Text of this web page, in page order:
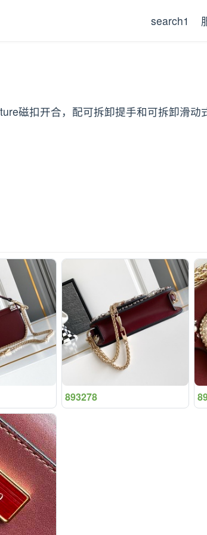
search1
磁扣开合，配可拆卸提手和可拆卸滑
893278